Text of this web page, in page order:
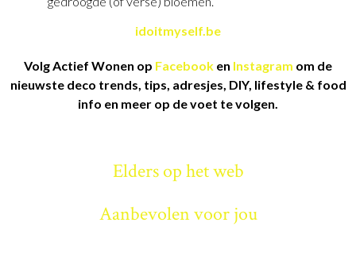
idoitmyself.be
Volg Actief Wonen op Facebook en Instagram om de
nieuwste deco trends, tips, adresjes, DIY, lifestyle & food
info en meer op de voet te volgen.
Elders op het web
Aanbevolen voor jou